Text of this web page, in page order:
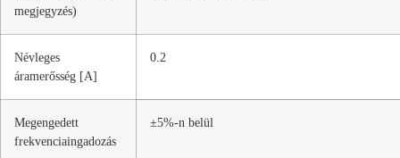
megjegyzés)
Névleges
áramerősség [A]
0.2
Megengedett
frekvenciaingadozás
±5%-n belül